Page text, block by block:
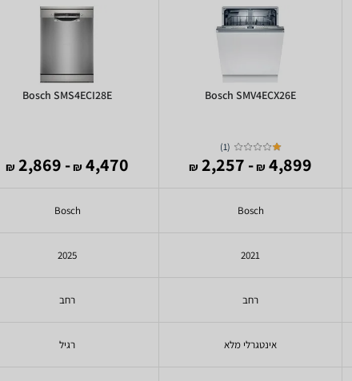
Bosch SMV4ECX26E
(
1
)
4,899
₪
- 2,257
₪
Bosch
2021
רחב
אינטגרלי מלא
Bosch SMS4ECI28E
4,470
₪
- 2,869
₪
Bosch
2025
רחב
רגיל